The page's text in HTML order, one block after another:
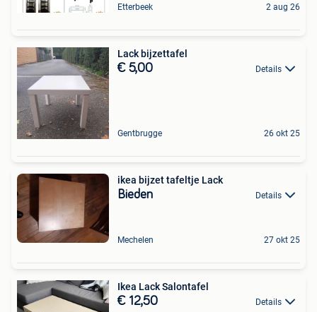
Etterbeek 2 aug 26
Lack bijzettafel
€ 5,00 Details
Gentbrugge 26 okt 25
ikea bijzet tafeltje Lack
Bieden Details
Mechelen 27 okt 25
Ikea Lack Salontafel
€ 12,50 Details